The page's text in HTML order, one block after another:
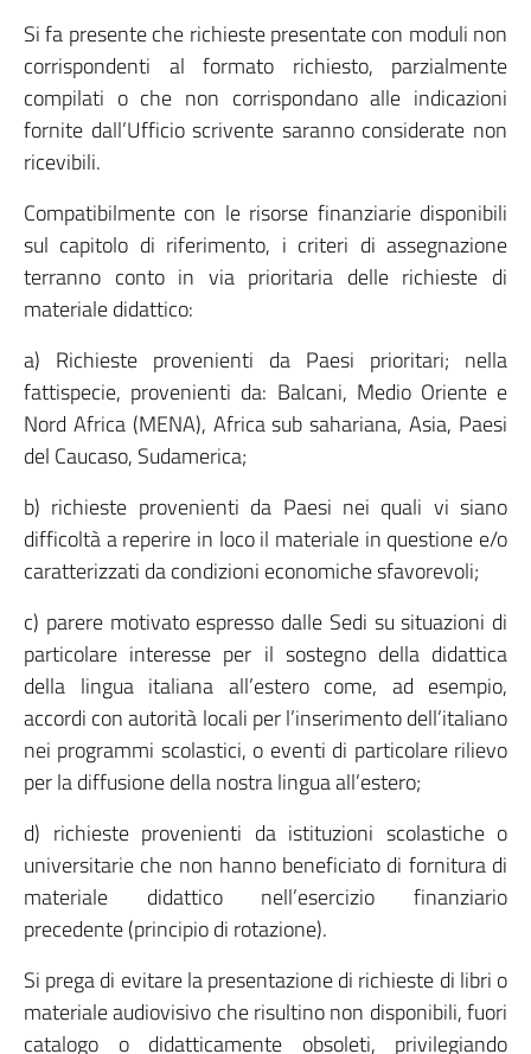
Si fa presente che richieste presentate con moduli non
corrispondenti al formato richiesto, parzialmente
compilati o che non corrispondano alle indicazioni
fornite dall’Ufficio scrivente saranno considerate non
ricevibili.
Compatibilmente con le risorse finanziarie disponibili
sul capitolo di riferimento, i criteri di assegnazione
terranno conto in via prioritaria delle richieste di
materiale didattico:
a) Richieste provenienti da Paesi prioritari; nella
fattispecie, provenienti da: Balcani, Medio Oriente e
Nord Africa (MENA), Africa sub sahariana, Asia, Paesi
del Caucaso, Sudamerica;
b) richieste provenienti da Paesi nei quali vi siano
difficoltà a reperire in loco il materiale in questione e/o
caratterizzati da condizioni economiche sfavorevoli;
c) parere motivato espresso dalle Sedi su situazioni di
particolare interesse per il sostegno della didattica
della lingua italiana all’estero come, ad esempio,
accordi con autorità locali per l’inserimento dell’italiano
nei programmi scolastici, o eventi di particolare rilievo
per la diffusione della nostra lingua all’estero;
d) richieste provenienti da istituzioni scolastiche o
universitarie che non hanno beneficiato di fornitura di
materiale didattico nell’esercizio finanziario
precedente (principio di rotazione).
Si prega di evitare la presentazione di richieste di libri o
materiale audiovisivo che risultino non disponibili, fuori
catalogo o didatticamente obsoleti, privilegiando